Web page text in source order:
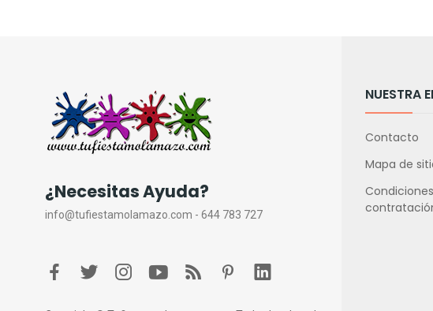
¿Necesitas Ayuda?
info@tufiestamolamazo.com - 644 783 727
NUESTRA
Contacto
Mapa de